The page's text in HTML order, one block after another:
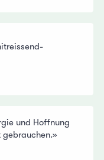
und Hoffnung